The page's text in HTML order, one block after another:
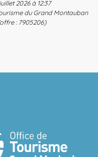
2026 à 12:37
du Grand Montauban
: 7905206)